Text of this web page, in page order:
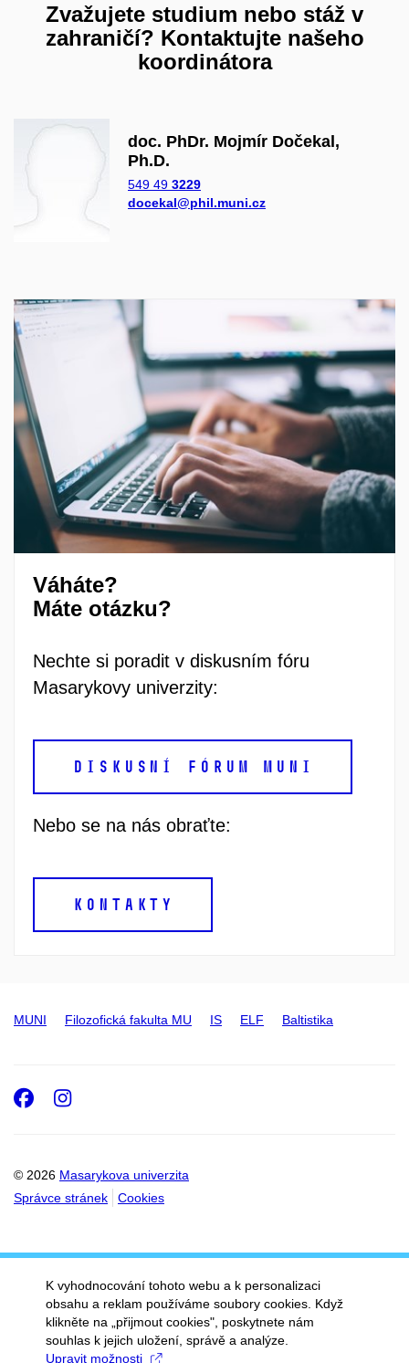
Zvažujete studium nebo stáž v
zahraničí? Kontaktujte našeho
koordinátora
doc. PhDr. Mojmír Dočekal,
Ph.D.
549 49 3229
docekal@phil.muni.cz
Váháte?
Máte otázku?
Nechte si poradit v diskusním fóru
Masarykovy univerzity:
DISKUSNÍ FÓRUM MUNI
Nebo se na nás obraťte:
KONTAKTY
MUNI Filozofická fakulta MU IS ELF Baltistika
© 2026 Masarykova univerzita
Správce stránek
Cookies
Facebook
Instagram
K vyhodnocování tohoto webu a k personalizaci
obsahu a reklam používáme soubory cookies. Když
klikněte na „přijmout cookies", poskytnete nám
souhlas k jejich uložení, správě a analýze.
Upravit možnosti